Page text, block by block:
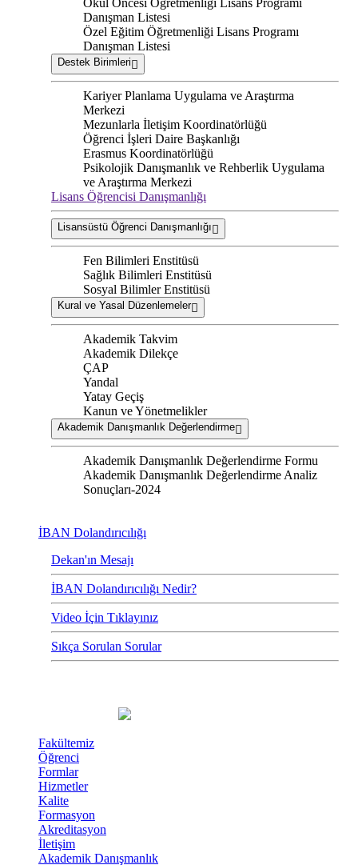
Okul Öncesi Öğretmenliği Lisans Programı
Danışman Listesi
Özel Eğitim Öğretmenliği Lisans Programı
Danışman Listesi
Destek Birimleri
Kariyer Planlama Uygulama ve Araştırma
Merkezi
Mezunlarla İletişim Koordinatörlüğü
Öğrenci İşleri Daire Başkanlığı
Erasmus Koordinatörlüğü
Psikolojik Danışmanlık ve Rehberlik Uygulama
ve Araştırma Merkezi
Lisans Öğrencisi Danışmanlığı
Lisansüstü Öğrenci Danışmanlığı
Fen Bilimleri Enstitüsü
Sağlık Bilimleri Enstitüsü
Sosyal Bilimler Enstitüsü
Kural ve Yasal Düzenlemeler
Akademik Takvim
Akademik Dilekçe
ÇAP
Yandal
Yatay Geçiş
Kanun ve Yönetmelikler
Akademik Danışmanlık Değerlendirme
Akademik Danışmanlık Değerlendirme Formu
Akademik Danışmanlık Değerlendirme Analiz
Sonuçları-2024
İBAN Dolandırıcılığı
Dekan'ın Mesajı
İBAN Dolandırıcılığı Nedir?
Video İçin Tıklayınız
Sıkça Sorulan Sorular
Fakültemiz
Öğrenci
Formlar
Hizmetler
Kalite
Formasyon
Akreditasyon
İletişim
Akademik Danışmanlık